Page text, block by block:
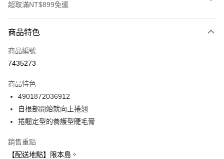
超取滿NT$899免運
信用卡一次付款
超商取貨付款
Apple Pay
街口支付
Google Pay
商品特色
商品編號
7435273
商品特色
4901872036912
自根部開始就向上捲翹
捲翹定型的養護型睫毛膏
銷售重點
【配送地點】限本島。